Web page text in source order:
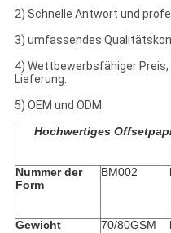
2) Schnelle Antwort und
3) umfassendes
4) Wettbewerbsfähiger
Lieferung.
5) OEM und ODM
Hochwertiges
Nummer der
Form
BM002
Gewicht 70/80GSM